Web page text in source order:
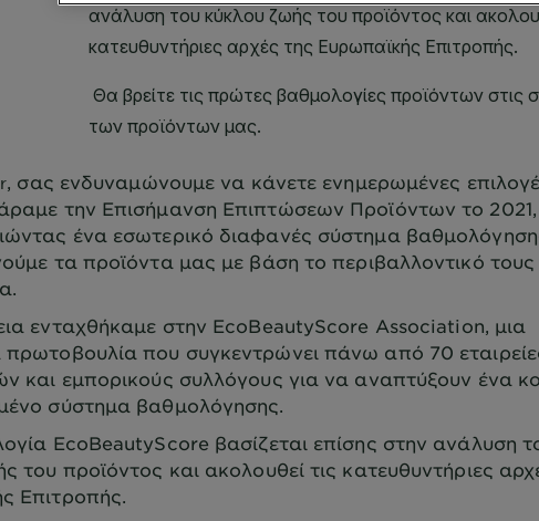
, σας ενδυναμώνουμε να κάνετε ενημερωμένες
την Επισήμανση Επιπτώσεων Προϊόντων το 2021,
ένα εσωτερικό διαφανές σύστημα
τα προϊόντα μας με βάση το περιβαλλοντικό τους
ενταχθήκαμε στην EcoBeautyScore Association, μια
που συγκεντρώνει πάνω από 70
και εμπορικούς συλλόγους για να αναπτύξουν ένα
σύστημα βαθμολόγησης.
EcoBeautyScore βασίζεται επίσης στην ανάλυση
του προϊόντος και ακολουθεί τις κατευθυντήριες
Επιτροπής.